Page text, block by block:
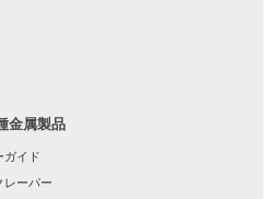
金属製品
ガイド
レーパー